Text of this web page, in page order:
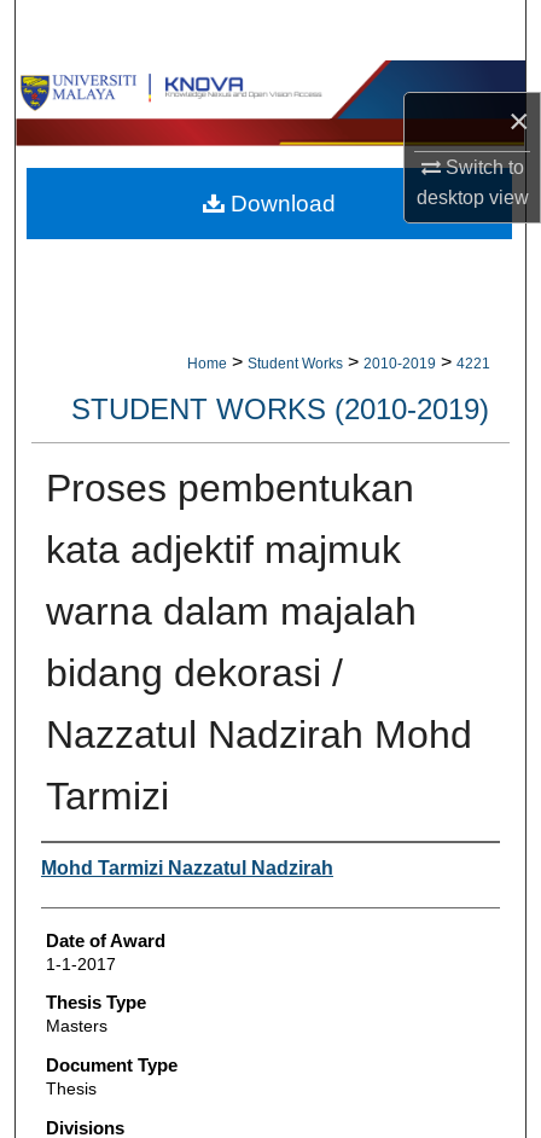
×
Switch to
desktopview
Browse Collections
My Account
About
Home > Student Works > 2010-2019 > 4221
STUDENT WORKS (2010-2019)
Proses pembentukan
kata adjektif majmuk
warna dalam majalah
bidang dekorasi /
Nazzatul Nadzirah Mohd
Tarmizi
Author
Mohd Tarmizi Nazzatul Nadzirah
Date of Award
1-1-2017
Thesis Type
Masters
Document Type
Thesis
Divisions
Download